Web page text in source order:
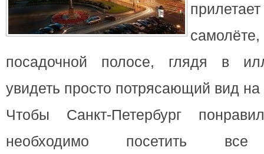
посадочной полосе, глядя в
увидеть просто потрясающий вид на
Чтобы Санкт-Петербург
необходимо посетить